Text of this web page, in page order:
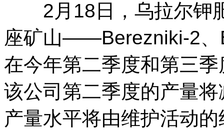
2月18日，乌拉尔钾
座矿山——Berezniki-2、
在今年第二季度和第三
该公司第二季度的产量
产量水平将由维护活动